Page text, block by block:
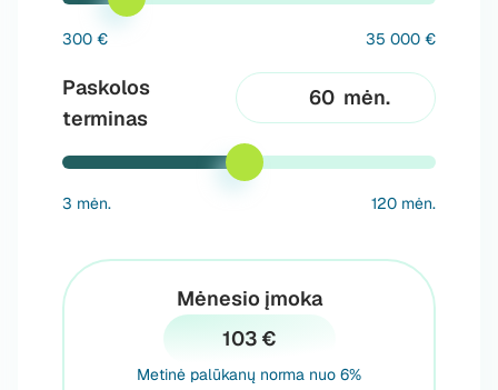
300 € 35 000 €
Paskolos
terminas
mėn.
3 mėn. 120 mėn.
Mėnesio įmoka
103 €
Metinė palūkanų norma nuo 6%